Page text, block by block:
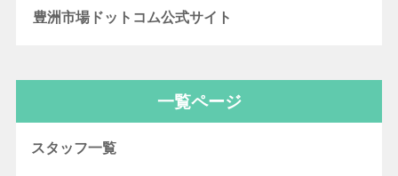
豊洲市場ドットコム公式サイト
一覧ページ
スタッフ一覧